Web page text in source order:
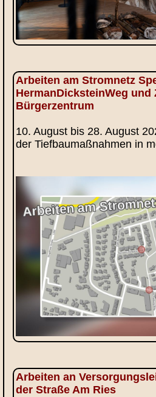
Arbeiten am Stromnetz
HermanDicksteinWeg und
Bürgerzentrum
10. August bis 28. August
der Tiefbaumaßnahmen in
Arbeiten an
der Straße Am Ries